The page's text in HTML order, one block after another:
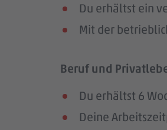
Du erhältst ein
Mit der
Beruf und
Du erhältst 6
Deine